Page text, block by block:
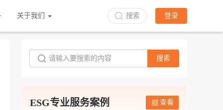
关于我们 搜索 登录
搜索
ESG专业服务案例 查看